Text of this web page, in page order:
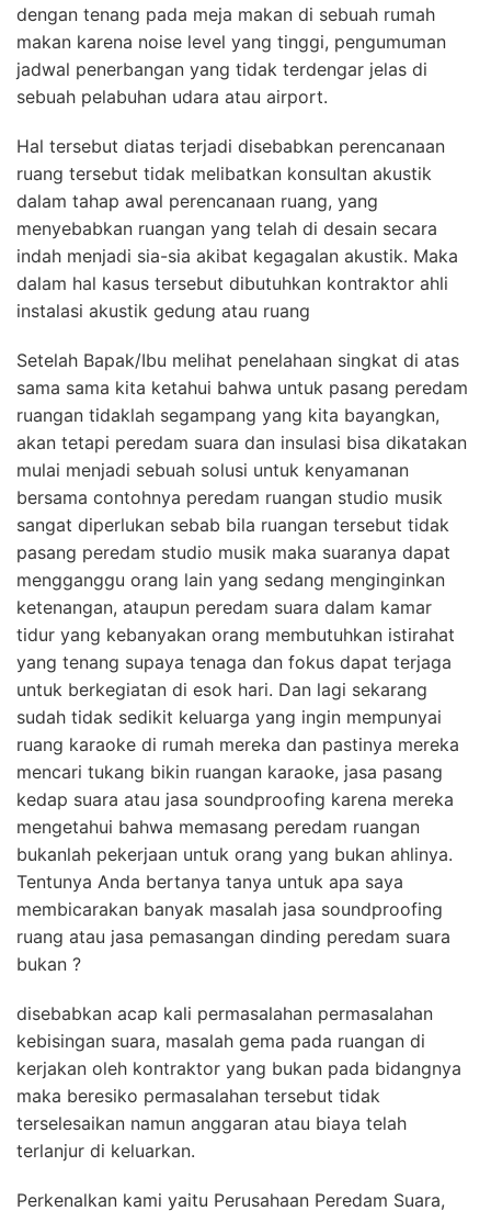
dengan tenang pada meja makan di sebuah rumah
makan karena noise level yang tinggi, pengumuman
jadwal penerbangan yang tidak terdengar jelas di
sebuah pelabuhan udara atau airport.
Hal tersebut diatas terjadi disebabkan perencanaan
ruang tersebut tidak melibatkan konsultan akustik
dalam tahap awal perencanaan ruang, yang
menyebabkan ruangan yang telah di desain secara
indah menjadi sia-sia akibat kegagalan akustik. Maka
dalam hal kasus tersebut dibutuhkan kontraktor ahli
instalasi akustik gedung atau ruang
Setelah Bapak/Ibu melihat penelahaan singkat di atas
sama sama kita ketahui bahwa untuk pasang peredam
ruangan tidaklah segampang yang kita bayangkan,
akan tetapi peredam suara dan insulasi bisa dikatakan
mulai menjadi sebuah solusi untuk kenyamanan
bersama contohnya peredam ruangan studio musik
sangat diperlukan sebab bila ruangan tersebut tidak
pasang peredam studio musik maka suaranya dapat
mengganggu orang lain yang sedang menginginkan
ketenangan, ataupun peredam suara dalam kamar
tidur yang kebanyakan orang membutuhkan istirahat
yang tenang supaya tenaga dan fokus dapat terjaga
untuk berkegiatan di esok hari. Dan lagi sekarang
sudah tidak sedikit keluarga yang ingin mempunyai
ruang karaoke di rumah mereka dan pastinya mereka
mencari tukang bikin ruangan karaoke, jasa pasang
kedap suara atau jasa soundproofing karena mereka
mengetahui bahwa memasang peredam ruangan
bukanlah pekerjaan untuk orang yang bukan ahlinya.
Tentunya Anda bertanya tanya untuk apa saya
membicarakan banyak masalah jasa soundproofing
ruang atau jasa pemasangan dinding peredam suara
bukan ?
disebabkan acap kali permasalahan permasalahan
kebisingan suara, masalah gema pada ruangan di
kerjakan oleh kontraktor yang bukan pada bidangnya
maka beresiko permasalahan tersebut tidak
terselesaikan namun anggaran atau biaya telah
terlanjur di keluarkan.
Perkenalkan kami yaitu Perusahaan Peredam Suara,